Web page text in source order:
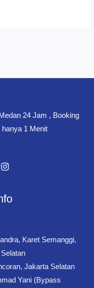
24 Jam , Booking
hanya 1 Menit
Karet Semanggi,
Jakarta Selatan
Yani (Bypass